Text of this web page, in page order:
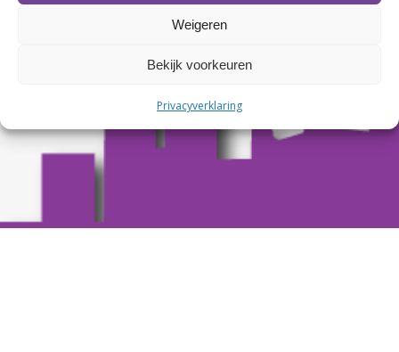
Weigeren
Bekijk voorkeuren
Privacyverklaring